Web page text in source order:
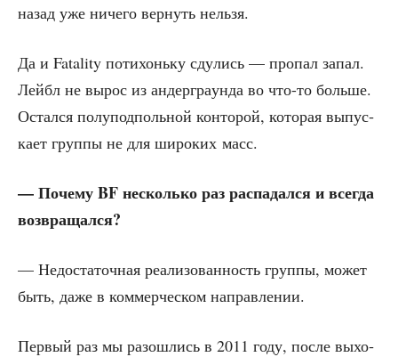
назад уже ниче­го вер­нуть нельзя.
Да и Fatality поти­хонь­ку сду­лись — про­пал запал.
Лей­бл не вырос из андер­гра­ун­да во что-то боль­ше.
Остал­ся полу­под­поль­ной кон­то­рой, кото­рая выпус­
ка­ет груп­пы не для широ­ких масс.
— Поче­му BF несколь­ко раз рас­па­дал­ся и все­гда
возвращался?
— Недо­ста­точ­ная реа­ли­зо­ван­ность груп­пы, может
быть, даже в ком­мер­че­ском направлении.
Пер­вый раз мы разо­шлись в 2011 году, после выхо­